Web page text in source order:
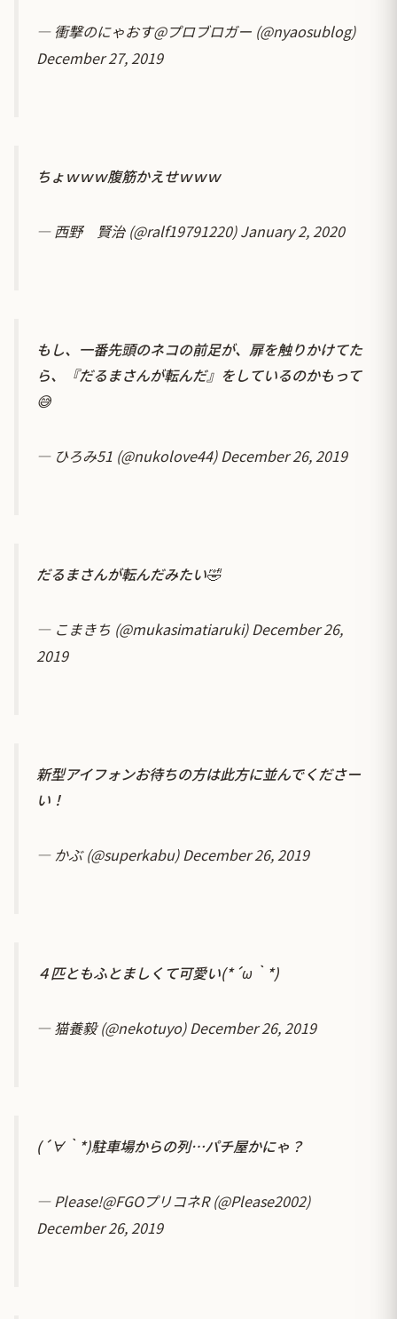
— 衝撃のにゃおす@プロブロガー (@nyaosublog)
December 27, 2019
ちょｗｗｗ腹筋かえせｗｗｗ
— 西野 賢治 (@ralf19791220)January 2, 2020
もし、一番先頭のネコの前足が、扉を触りかけてた
ら、『だるまさんが転んだ』をしているのかもって
😅
— ひろみ51 (@nukolove44)December 26, 2019
だるまさんが転んだみたい🤣
— こまきち (@mukasimatiaruki)December 26,
2019
新型アイフォンお待ちの方は此方に並んでくださー
い！
— かぶ (@superkabu)December 26, 2019
４匹ともふとましくて可愛い(*´ω｀*)
— 猫養毅 (@nekotuyo)December 26, 2019
(´∀｀*)駐車場からの列…パチ屋かにゃ？
— Please!@FGOプリコネR (@Please2002)
December 26, 2019